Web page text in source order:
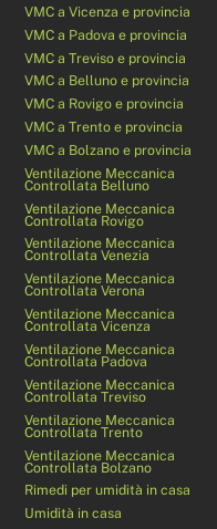
VMC a Vicenza e provincia
VMC a Padova e provincia
VMC a Treviso e provincia
VMC a Belluno e provincia
VMC a Rovigo e provincia
VMC a Trento e provincia
VMC a Bolzano e provincia
Ventilazione Meccanica
Controllata Belluno
Ventilazione Meccanica
Controllata Rovigo
Ventilazione Meccanica
Controllata Venezia
Ventilazione Meccanica
Controllata Verona
Ventilazione Meccanica
Controllata Vicenza
Ventilazione Meccanica
Controllata Padova
Ventilazione Meccanica
Controllata Treviso
Ventilazione Meccanica
Controllata Trento
Ventilazione Meccanica
Controllata Bolzano
Rimedi per umidità in casa
Umidità in casa